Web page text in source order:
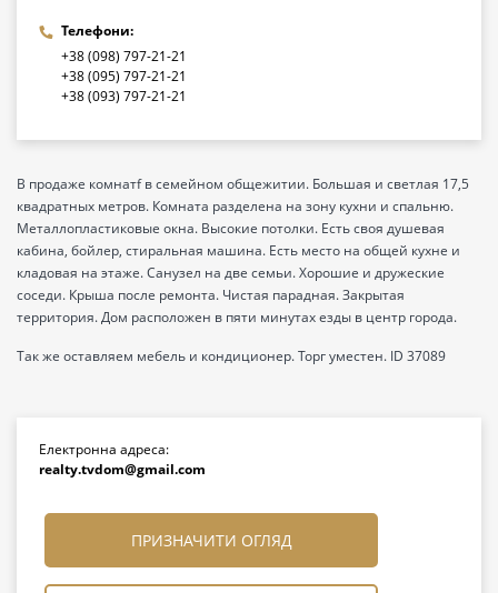
Телефони:
+38 (098) 797-21-21
+38 (095) 797-21-21
+38 (093) 797-21-21
В продаже комнатf в семейном общежитии. Большая и светлая 17,5
квадратных метров. Комната разделена на зону кухни и спальню.
Металлопластиковые окна. Высокие потолки. Есть своя душевая
кабина, бойлер, стиральная машина. Есть место на общей кухне и
кладовая на этаже. Санузел на две семьи. Хорошие и дружеские
соседи. Крыша после ремонта. Чистая парадная. Закрытая
территория. Дом расположен в пяти минутах езды в центр города.
Так же оставляем мебель и кондиционер. Торг уместен. ID 37089
Електронна адреса:
realty.tvdom@gmail.com
ПРИЗНАЧИТИ ОГЛЯД